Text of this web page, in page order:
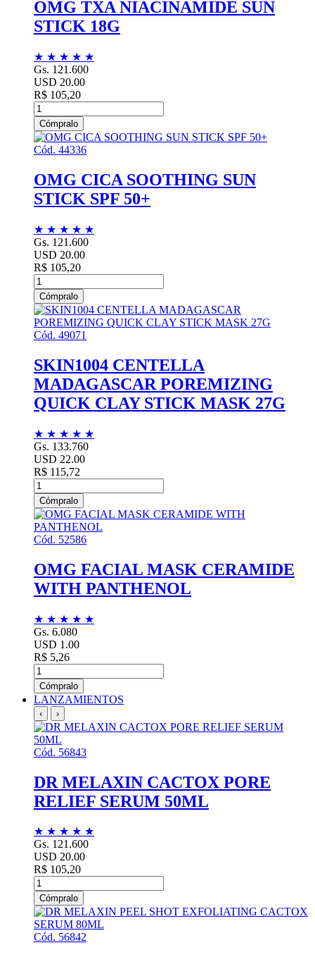
OMG TXA NIACINAMIDE SUN
STICK 18G
★ ★ ★ ★ ★
Gs. 121.600
USD 20.00
R$ 105,20
Cómpralo
Cód. 44336
OMG CICA SOOTHING SUN
STICK SPF 50+
★ ★ ★ ★ ★
Gs. 121.600
USD 20.00
R$ 105,20
Cómpralo
Cód. 49071
SKIN1004 CENTELLA
MADAGASCAR POREMIZING
QUICK CLAY STICK MASK 27G
★ ★ ★ ★ ★
Gs. 133.760
USD 22.00
R$ 115,72
Cómpralo
Cód. 52586
OMG FACIAL MASK CERAMIDE
WITH PANTHENOL
★ ★ ★ ★ ★
Gs. 6.080
USD 1.00
R$ 5,26
Cómpralo
LANZAMIENTOS
‹ ›
Cód. 56843
DR MELAXIN CACTOX PORE
RELIEF SERUM 50ML
★ ★ ★ ★ ★
Gs. 121.600
USD 20.00
R$ 105,20
Cómpralo
Cód. 56842